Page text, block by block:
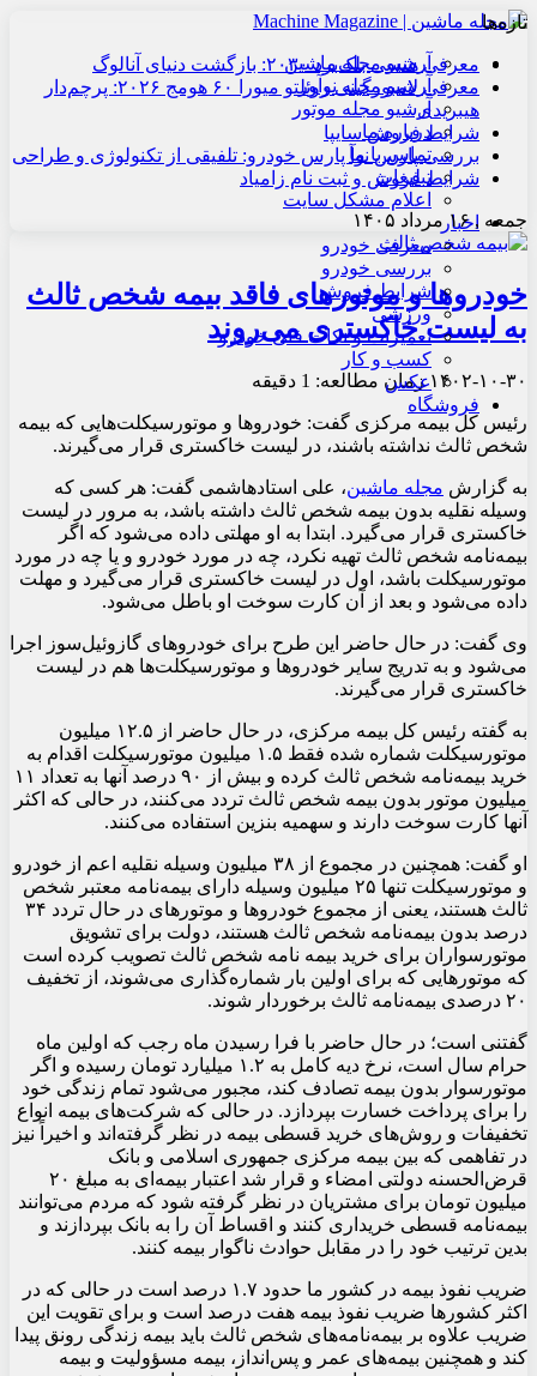
آرشیو مجله ماشین
آرشیو مجله نوآور
آرشیو مجله موتور
درباره ما
تماس با ما
تبلیغات
اعلام مشکل سایت
اخبار
معرفی خودرو
بررسی خودرو
شرایط فروش
ورزشی
تعمیرات و نکات فنی خودرو
کسب و کار
عکس
فروشگاه
تازه‌ها
معرفی هنسی بلک‌برد ۲۰۳۰: بازگشت دنیای آنالوگ
معرفی لامبورگینی روئلتو میورا ۶۰ هومج ۲۰۲۶: پرچم‌دار
هیبریدی
شرایط فروش سایپا
بررسی پارس نوآ پارس خودرو: تلفیقی از تکنولوژی و طراحی
شرایط فروش و ثبت نام زامیاد
جمعه , ۱۶ مرداد ۱۴۰۵
خودروها و موتورهای فاقد بیمه شخص ثالث
به لیست خاکستری می‌روند
۱۴۰۲-۱۰-۳۰زمان مطالعه: 1 دقیقه
رئیس کل بیمه مرکزی گفت: خودروها و موتورسیکلت‌هایی که بیمه
شخص ثالث نداشته باشند، در لیست خاکستری قرار می‌گیرند.
به گزارش مجله ماشین، علی استادهاشمی گفت: هر کسی که
وسیله نقلیه بدون بیمه شخص ثالث داشته باشد، به مرور در لیست
خاکستری قرار می‌گیرد. ابتدا به او مهلتی داده می‌شود که اگر
بیمه‌نامه شخص ثالث تهیه نکرد، چه در مورد خودرو و یا چه در مورد
موتورسیکلت باشد، اول در لیست خاکستری قرار می‌گیرد و مهلت
داده می‌شود و بعد از آن کارت سوخت او باطل می‌شود.
وی گفت: در حال حاضر این طرح برای خودروهای گازوئیل‌سوز اجرا
می‌شود و به تدریج سایر خودروها و موتورسیکلت‌ها هم در لیست
خاکستری قرار می‌گیرند.
به گفته رئیس کل بیمه مرکزی، در حال حاضر از ۱۲.۵ میلیون
موتورسیکلت شماره شده فقط ۱.۵ میلیون موتورسیکلت اقدام به
خرید بیمه‌نامه شخص ثالث کرده و بیش از ۹۰ درصد آنها به تعداد ۱۱
میلیون موتور بدون بیمه شخص ثالث تردد می‌کنند، در حالی که اکثر
آنها کارت سوخت دارند و سهمیه بنزین استفاده می‌کنند.
او گفت: همچنین در مجموع از ۳۸ میلیون وسیله نقلیه اعم از خودرو
و موتورسیکلت تنها ۲۵ میلیون وسیله دارای بیمه‌نامه معتبر شخص
ثالث هستند، یعنی از مجموع خودروها و موتورهای در حال تردد ۳۴
درصد بدون بیمه‌نامه شخص ثالث هستند، دولت برای تشویق
موتورسواران برای خرید بیمه نامه شخص ثالث تصویب کرده است
که موتورهایی که برای اولین بار شماره‌گذاری می‌شوند، از تخفیف
۲۰ درصدی بیمه‌نامه ثالث برخوردار شوند.
گفتنی است؛ در حال حاضر با فرا رسیدن ماه رجب که اولین ماه
حرام سال است، نرخ دیه کامل به ۱.۲ میلیارد تومان رسیده و اگر
موتورسوار بدون بیمه تصادف کند، مجبور می‌شود تمام زندگی خود
را برای پرداخت خسارت بپردازد. در حالی که شرکت‌های بیمه انواع
تخفیفات و روش‌های خرید قسطی بیمه در نظر گرفته‌اند و اخیراً نیز
در تفاهمی که بین بیمه مرکزی جمهوری اسلامی و بانک
قرض‌الحسنه دولتی امضاء و قرار شد اعتبار بیمه‌ای به مبلغ ۲۰
میلیون تومان برای مشتریان در نظر گرفته شود که مردم می‌توانند
بیمه‌نامه قسطی خریداری کنند و اقساط آن را به بانک بپردازند و
بدین ترتیب خود را در مقابل حوادث ناگوار بیمه کنند.
ضریب نفوذ بیمه در کشور ما حدود ۱.۷ درصد است در حالی که در
اکثر کشورها ضریب نفوذ بیمه هفت درصد است و برای تقویت این
ضریب علاوه بر بیمه‌نامه‌های شخص ثالث باید بیمه زندگی رونق پیدا
کند و همچنین بیمه‌های عمر و پس‌انداز، بیمه مسؤولیت و بیمه